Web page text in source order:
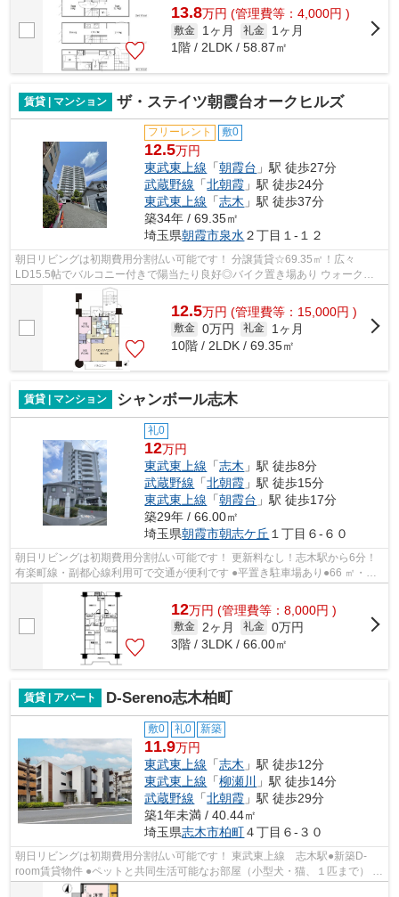
13.8万円 (管理費等：4,000円 )
敷金 1ヶ月 礼金
1ヶ月
1階 / 2LDK / 58.87㎡
賃貸 | マンション ザ・ステイツ朝霞台オークヒルズ
フリーレント 敷0
12.5万円
東武東上線 「朝霞台 」駅 徒歩27分
武蔵野線 「北朝霞 」駅 徒歩24分
東武東上線 「志木 」駅 徒歩37分
築34年 / 69.35㎡
埼玉県朝霞市泉水２丁目１‐１２
朝日リビングは初期費用分割払い可能です！ 分譲賃貸☆69.35㎡！広々
LD15.5帖でバルコニー付きで陽当たり良好◎バイク置き場あり ウォークイ
ンクローゼット・エアコン・宅配BOX・オート...
12.5万円 (管理費等：15,000円 )
敷金 0万円 礼金
1ヶ月
10階 / 2LDK / 69.35㎡
賃貸 | マンション シャンボール志木
礼0
12万円
東武東上線 「志木 」駅 徒歩8分
武蔵野線 「北朝霞 」駅 徒歩15分
東武東上線 「朝霞台 」駅 徒歩17分
築29年 / 66.00㎡
埼玉県朝霞市朝志ケ丘 １丁目６-６０
朝日リビングは初期費用分割払い可能です！ 更新料なし！志木駅から6分！
有楽町線・副都心線利用可で交通が便利です ●平置き駐車場あり●66 ㎡・
12万円 (管理費等：8,000円 )
敷金 2ヶ月 礼金 0万円
3階 / 3LDK / 66.00㎡
賃貸 | アパート D-Sereno志木柏町
敷0 礼0 新築
11.9万円
東武東上線 「志木 」駅 徒歩12分
東武東上線 「柳瀬川
」駅 徒歩14分
武蔵野線 「北朝霞 」駅 徒歩29分
築1年未満 / 40.44㎡
埼玉県志木市柏町４丁目６-３０
朝日リビングは初期費用分割払い可能です！ 東武東上線 志木駅●新築D-
room賃貸物件 ●ペットと共同生活可能なお部屋（小型犬・猫、１匹まで） ●
インターネット無料●防犯設備も充実 ●ス...